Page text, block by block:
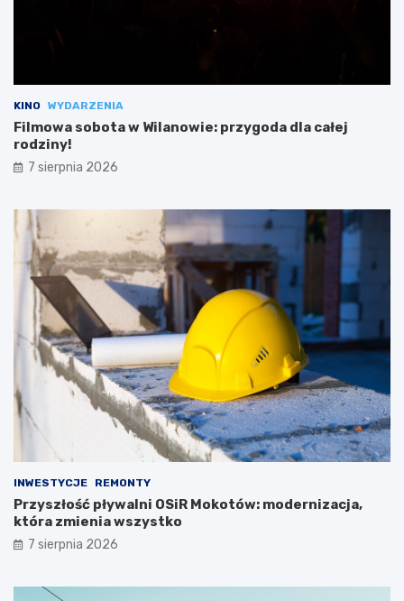
KINO WYDARZENIA
Filmowa sobota w Wilanowie: przygoda dla całej
rodziny!
7 sierpnia 2026
INWESTYCJE REMONTY
Przyszłość pływalni OSiR Mokotów: modernizacja,
która zmienia wszystko
7 sierpnia 2026